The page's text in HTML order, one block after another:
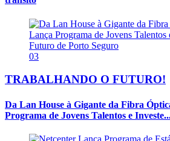
03
TRABALHANDO O FUTURO!
Da Lan House à Gigante da Fibra
Programa de Jovens Talentos e